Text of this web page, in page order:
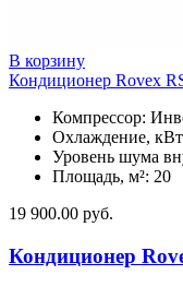
В корзину
Кондиционер Rovex
Компрессор:
Охлаждение,
Уровень шума
Площадь, м²: 20
19 900.00 руб.
Кондиционер